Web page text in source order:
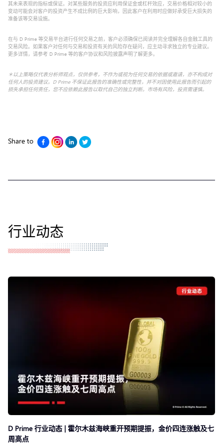
其未来表现的指标或保证。对某些服务的投资应利用保证金或杠杆效应，交易价格相对较小的
变动可能会对客户的投资产生不成比例的巨大影响，因此客户在利用时应做好承受巨大损失的
准备该等交易设施。
在与 D Prime 等交易平台进行任何交易之前，客户必须确保已阅读并完全理解各自金融工具的
交易风险。如果客户对任何与交易和投资有关的风险存在疑问，应主动寻求独立的专业建议。
更多详情，请参考 D Prime 等的客户协议和风险披露声明了解更多。
＊以上策略仅代表分析师观点，仅供参考，不作为或视为任何交易的依据或邀请，亦不构成对
任何人的投资建议。D Prime 不保证此报告的准确性或完整性，并不对因使用此报告而引起的
损失承担任何责任，您不应依赖此报告以取代自己的独立判断。市场有风险，投资需谨慎。
Share to
行业动态
D Prime 行业动态 | 霍尔木兹海峡重开预期提振，金价四连涨触及七
周高点